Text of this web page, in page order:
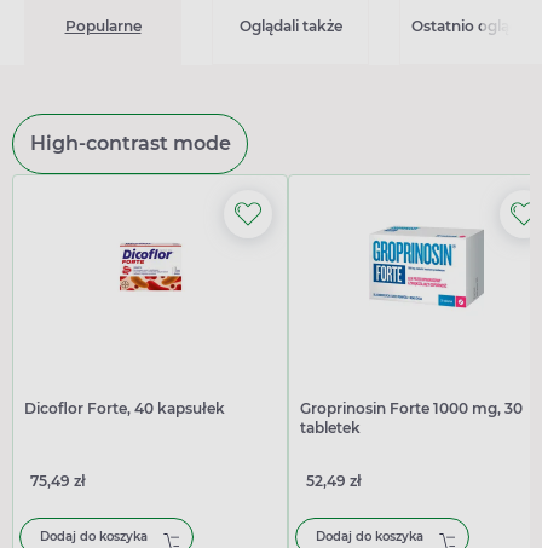
Popularne Oglądali także Ostatnio
High-contrast mode
Dicoflor Forte, 40 kapsułek
75,49 zł
Dodaj do koszyka
Groprinosin Forte 1000 mg, 30
tabletek
52,49 zł
Dodaj do koszyka